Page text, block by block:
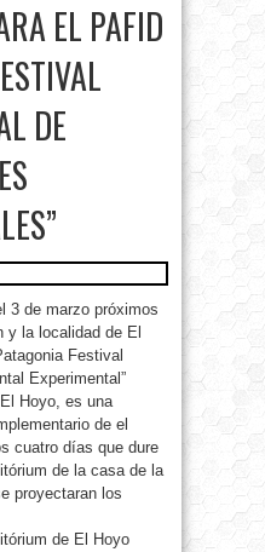
EL PAFID
DE
3 de marzo próximos
y la localidad de El
Festival
Experimental”
Hoyo, es una
de el
cuatro días que dure
de la casa de la
proyectaran los
de El Hoyo